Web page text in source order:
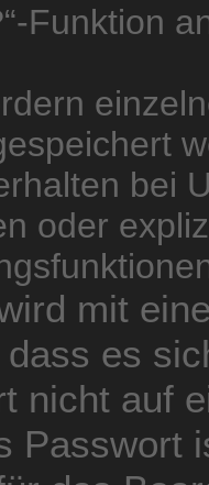
Funktion
bei
oder
mit
es
nicht auf
Passwort